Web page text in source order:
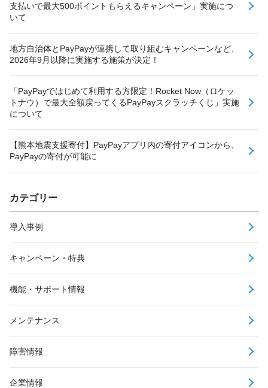
支払いで最大500ポイントもらえるキャンペーン」実施につ
いて
地方自治体とPayPayが連携して取り組むキャンペーンなど、
2026年9月以降に実施する施策が決定！
「PayPayではじめて利用する方限定！Rocket Now（ロケッ
トナウ）で最大全額戻ってくるPayPayスクラッチくじ」実施
について
【熊本地震支援寄付】PayPayアプリ内の寄付アイコンから、
PayPayの寄付が可能に
カテゴリー
導入事例
キャンペーン・特典
機能・サポート情報
メンテナンス
障害情報
企業情報